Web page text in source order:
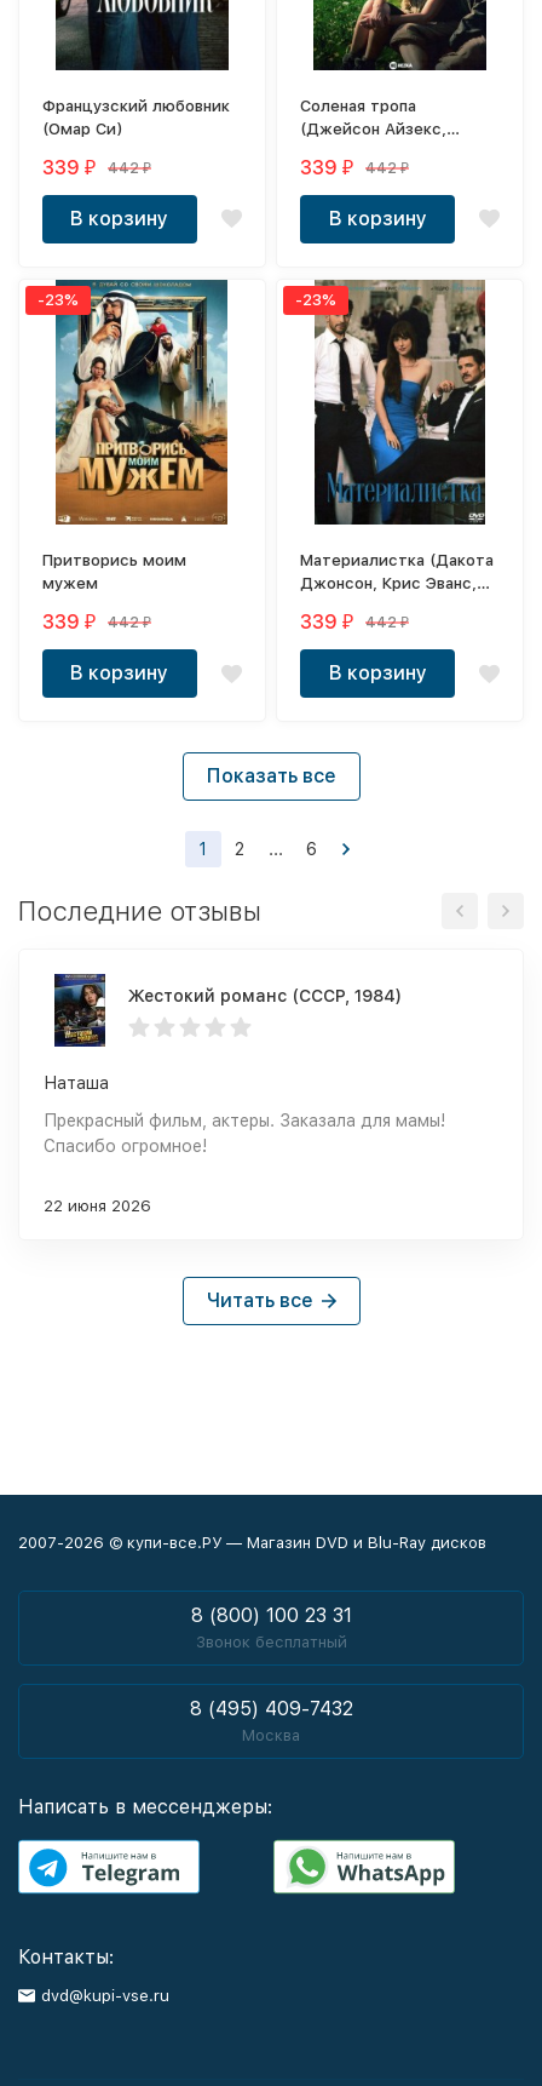
Французский любовник
(Омар Си)
339₽ 442₽
В корзину
Соленая тропа
(Джейсон Айзекс,
339₽ 442₽
В корзину
-23%
Притворись моим
мужем
339₽ 442₽
В корзину
-23%
Материалистка (Дакота
Джонсон, Крис Эванс,
339₽ 442₽
В корзину
Показать все
1 2 ... 6
Последние отзывы
Жестокий романс (СССР, 1984)
Наташа
Прекрасный фильм, актеры. Заказала для мамы!
Спасибо огромное!
22 июня 2026
Читать все
2007-2026 © купи-все.РУ — Магазин DVD и Blu-Ray дисков
8 (800) 100 23 31
Звонок бесплатный
8 (495) 409-7432
Москва
Написать в мессенджеры:
Контакты:
dvd@kupi-vse.ru